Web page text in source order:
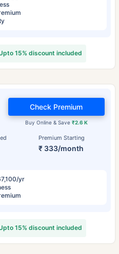
15% discount included
Premium Starting
₹ 333/month
Buy Online & Save ₹2.6 K
Check Premium
yr
15% discount included